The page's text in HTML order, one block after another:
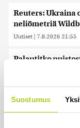
Suostumus
Reuters: Ukraina
neliömetriä
Uutiset | 7.8.2026 21:55
Palautitko
marjat ennen
Timo Laaninen
taitavimmaksi